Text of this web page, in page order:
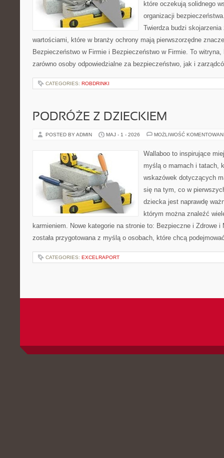
które oczekują solidnego
organizacji
Twierdza budzi
wartościami, które w branży ochrony mają pierwszorzędne
Bezpieczeństwo w Firmie i Bezpieczeństwo w Firmie. To
zarówno osoby odpowiedzialne za bezpieczeństwo, jak i
CATEGORIES: ROBDRINKI
PODRÓŻE Z DZIECKIEM
POSTED BY ADMIN MAJ - 1 - 2026 MOŻLIWOŚĆ
Wallaboo to inspirujące
myślą o mamach i tatach,
wskazówek dotyczących
się na tym, co w
dziecka jest naprawdę
którym można znaleźć
karmieniem. Nowe kategorie na stronie to: Bezpieczne i Zdrowe i
została przygotowana z myślą o osobach, które chcą
CATEGORIES: EXCELRAPORT